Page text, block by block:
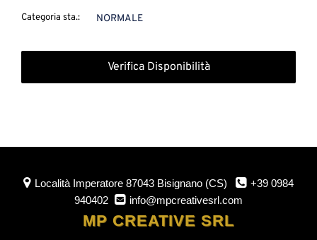
Categoria sta.: NORMALE
Verifica Disponibilità
Località Imperatore87043 Bisignano (CS)
+39 0984
940402
info@mpcreativesrl.com
MP CREATIVE SRL